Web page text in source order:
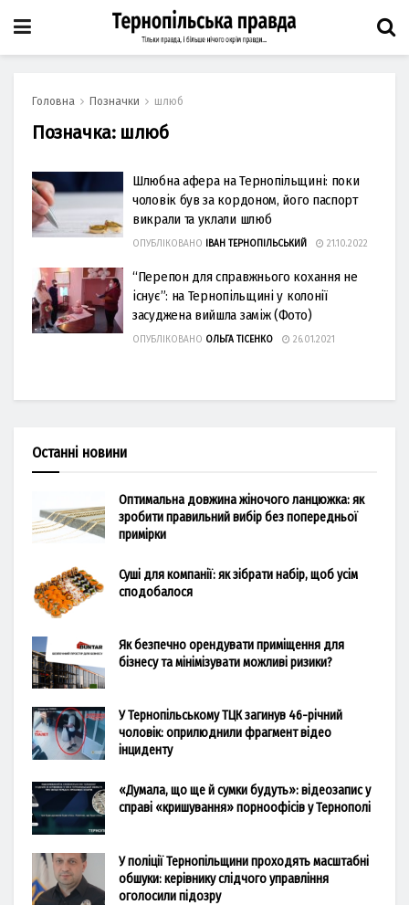
Головна Позначки шлюб
Позначка: шлюб
Шлюбна афера на Тернопільщині: поки
чоловік був за кордоном, його паспорт
викрали та уклали шлюб
ОПУБЛІКОВАНО ІВАН ТЕРНОПІЛЬСЬКИЙ 21.10.2022
“Перепон для справжнього кохання не
існує”: на Тернопільщині у колонії
засуджена вийшла заміж (Фото)
ОПУБЛІКОВАНО ОЛЬГА ТІСЕНКО 26.01.2021
Останні новини
Оптимальна довжина жіночого ланцюжка: як
зробити правильний вибір без попередньої
примірки
Суші для компанії: як зібрати набір, щоб усім
сподобалося
Як безпечно орендувати приміщення для
бізнесу та мінімізувати можливі ризики?
У Тернопільському ТЦК загинув 46-річний
чоловік: оприлюднили фрагмент відео
інциденту
«Думала, що ще й сумки будуть»: відеозапис у
справі «кришування» порноофісів у Тернополі
У поліції Тернопільщини проходять масштабні
обшуки: керівнику слідчого управління
оголосили підозру